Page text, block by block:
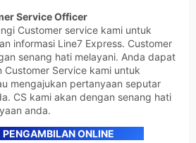
Service Officer
Customer service kami untuk
informasi Line7 Express. Customer
senang hati melayani. Anda dapat
Customer Service kami untuk
mengajukan pertanyaan seputar
CS kami akan dengan senang hati
anda.
PENGAMBILAN ONLINE